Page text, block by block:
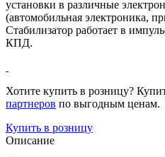
установки в различные
(автомобильная электроника,
Стабилизатор работает в
КПД.
Хотите купить в розницу?
партнеров по выгодным ценам.
Купить в розницу
Описание